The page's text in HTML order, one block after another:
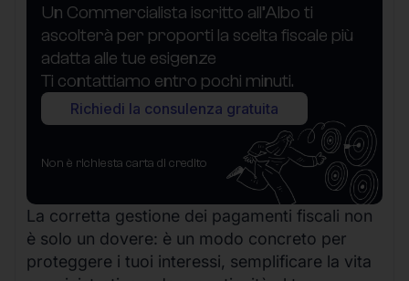
Un Commercialista iscritto all’Albo ti
ascolterà per proporti la scelta fiscale più
adatta alle tue esigenze
Ti contattiamo entro pochi minuti.
Richiedi la consulenza gratuita
Non è richiesta carta di credito
La corretta gestione dei pagamenti fiscali non
è solo un dovere: è un modo concreto per
proteggere i tuoi interessi, semplificare la vita